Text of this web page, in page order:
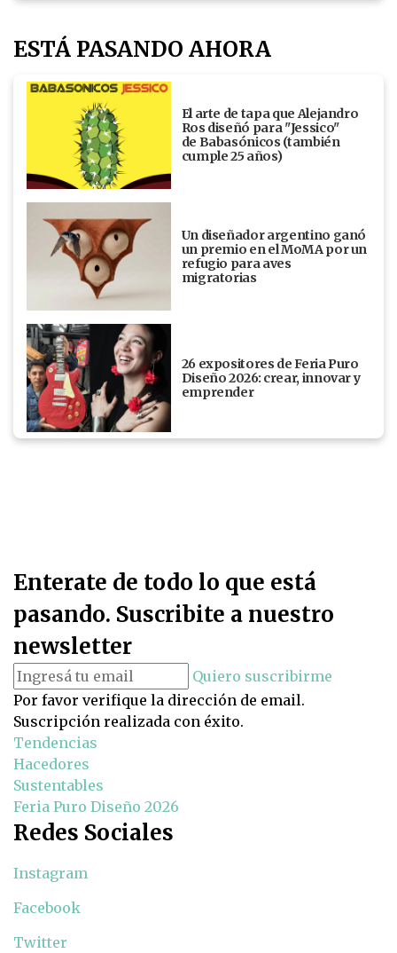
ESTÁ PASANDO AHORA
El arte de tapa que Alejandro
Ros diseñó para "Jessico"
de Babasónicos (también
cumple 25 años)
Un diseñador argentino ganó
un premio en el MoMA por un
refugio para aves
migratorias
26 expositores de Feria Puro
Diseño 2026: crear, innovar y
emprender
Enterate de todo lo que está
pasando. Suscribite a nuestro
newsletter
Quiero suscribirme
Por favor verifique la dirección de email.
Suscripción realizada con éxito.
Tendencias
Hacedores
Sustentables
Feria Puro Diseño 2026
Redes Sociales
Instagram
Facebook
Twitter